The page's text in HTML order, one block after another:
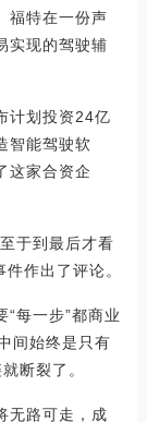
福特在一份声
实现的驾驶辅
划投资24亿
智能驾驶软
这家合资企
于到最后才看
作出了评论。
每一步”都商业
间始终是只有
断裂了。
路可走，成